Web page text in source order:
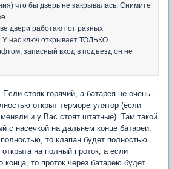
что бы дверь не закрывалась. Снимите
двери работают от разных
нас ключ открывает ТОЛЬКО
запасный вход в подъезд он не
стояк горячий, а батарея не очень -
открыт терморегулятор (если
и у Вас стоят штатные). Там такой
с насечкой на дальнем конце батареи,
полностью, то клапан будет полностью
на полный проток, а если
конца, то проток через батарею будет